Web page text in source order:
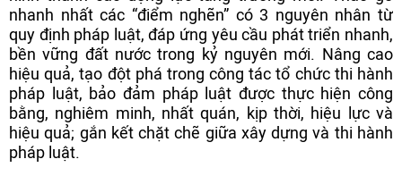
nhanh nhất các “điểm nghẽn” có 3 nguyên nhân từ
quy định pháp luật, đáp ứng yêu cầu phát triển nhanh,
bền vững đất nước trong kỷ nguyên mới. Nâng cao
hiệu quả, tạo đột phá trong công tác tổ chức thi hành
pháp luật, bảo đảm pháp luật được thực hiện công
bằng, nghiêm minh, nhất quán, kịp thời, hiệu lực và
hiệu quả; gắn kết chặt chẽ giữa xây dựng và thi hành
pháp luật.